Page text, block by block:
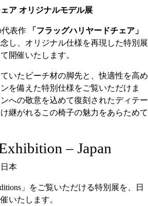
ア オリジナルモデル展
代表作
「フラッグハリヤードチェア」
し、オリジナル仕様を再現した特別展
開催いたします。
いたビーチ材の脚先と、快適性を高め
を備えた特別仕様をご覧いただけま
への敬意を込めて復刻されたディテー
継がれるこの椅子の魅力をあらためて
– Japan
本
」をご覧いただける特別展を、日
いたします。